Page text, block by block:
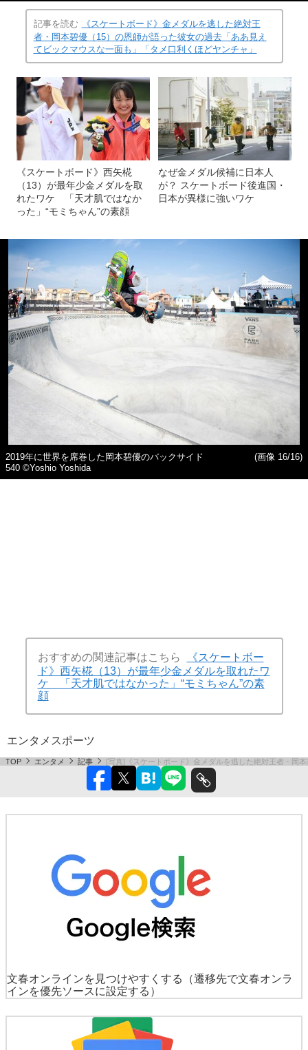
記事を読む
《スケートボード》金メダルを逃した絶対王
者・岡本碧優（15）の恩師が語った彼女の過去「ああ見え
てビックマウスな一面も」「タメ口利くほどヤンチャ」
《スケートボード》西矢椛
（13）が最年少金メダルを取
れたワケ 「天才肌ではなか
った」“モミちゃん”の素顔
なぜ金メダル候補に日本人
が？ スケートボード後進国・
日本が異様に強いワケ
2019年に世界を席巻した岡本碧優のバックサイド
540 ©Yoshio Yoshida
(画像 16/16)
おすすめの関連記事はこちら
《スケートボー
ド》西矢椛（13）が最年少金メダルを取れたワ
ケ 「天才肌ではなかった」“モミちゃん”の素
顔
エンタメ スポーツ
TOP エンタメ 記事 [写真]《スケートボード》金メダルを逃した絶対王者・岡
文春オンラインを見つけやすくする
（遷移先で文春オンラ
インを優先ソースに設定する）